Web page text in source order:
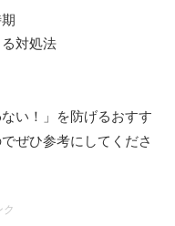
対処法
い！」を防げるおすす
ぜひ参考にしてくださ